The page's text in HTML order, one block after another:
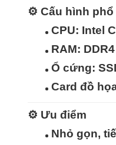
⚙️ Cấu hình phổ
CPU: Intel
RAM:
Ổ cứng:
Card đồ
⚙️ Ưu điểm
Nhỏ gọn,